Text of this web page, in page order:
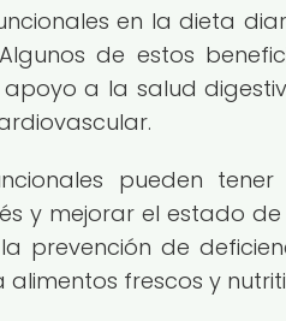
en la dieta
de estos
a la salud
pueden
y mejorar el estado
prevención de
frescos y